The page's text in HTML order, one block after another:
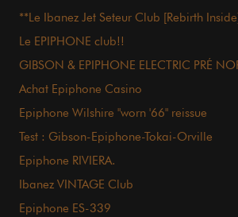
**Le Ibanez Jet Seteur Club [Rebirth
Le EPIPHONE club!!
GIBSON & EPIPHONE ELECTRIC PRÉ
Achat Epiphone Casino
Epiphone Wilshire "worn '66" reissue
Test : Gibson-Epiphone-Tokai-Orville
Epiphone RIVIERA.
Ibanez VINTAGE Club
Epiphone ES-339